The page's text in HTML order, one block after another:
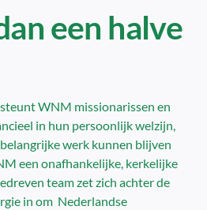
een halve
WNM missionarissen en
in hun persoonlijk welzijn,
werk kunnen blijven
een onafhankelijke, kerkelijke
team zet zich achter de
in om Nederlandse